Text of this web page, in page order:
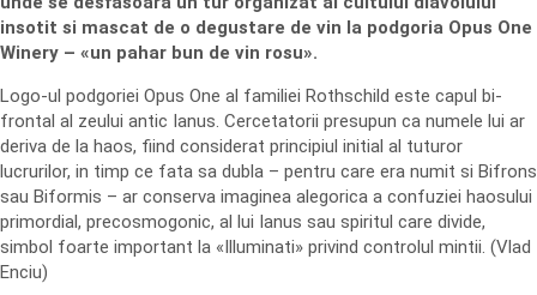
insotit si mascat de o degustare de vin la podgoria Opus One
Winery – «un pahar bun de vin rosu».
Logo-ul podgoriei Opus One al familiei Rothschild este capul bi-
frontal al zeului antic Ianus. Cercetatorii presupun ca numele lui ar
deriva de la haos, fiind considerat principiul initial al tuturor
lucrurilor, in timp ce fata sa dubla – pentru care era numit si Bifrons
sau Biformis – ar conserva imaginea alegorica a confuziei haosului
primordial, precosmogonic, al lui Ianus sau spiritul care divide,
simbol foarte important la «Illuminati» privind controlul mintii. (Vlad
Enciu)